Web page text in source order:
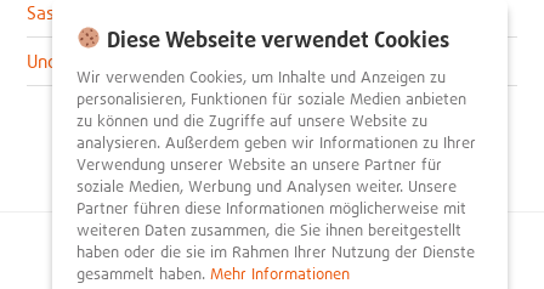
Sascha im lit:blog
Uncategorized
© 2026litnity – Bücher entdecken und empfehlen.
Diese Webseite verwendet Cookies
Wir verwenden Cookies, um Inhalte und Anzeigen zu
personalisieren, Funktionen für soziale Medien anbieten
zu können und die Zugriffe auf unsere Website zu
analysieren. Außerdem geben wir Informationen zu Ihrer
Verwendung unserer Website an unsere Partner für
soziale Medien, Werbung und Analysen weiter. Unsere
Partner führen diese Informationen möglicherweise mit
weiteren Daten zusammen, die Sie ihnen bereitgestellt
haben oder die sie im Rahmen Ihrer Nutzung der Dienste
gesammelt haben. Mehr Informationen